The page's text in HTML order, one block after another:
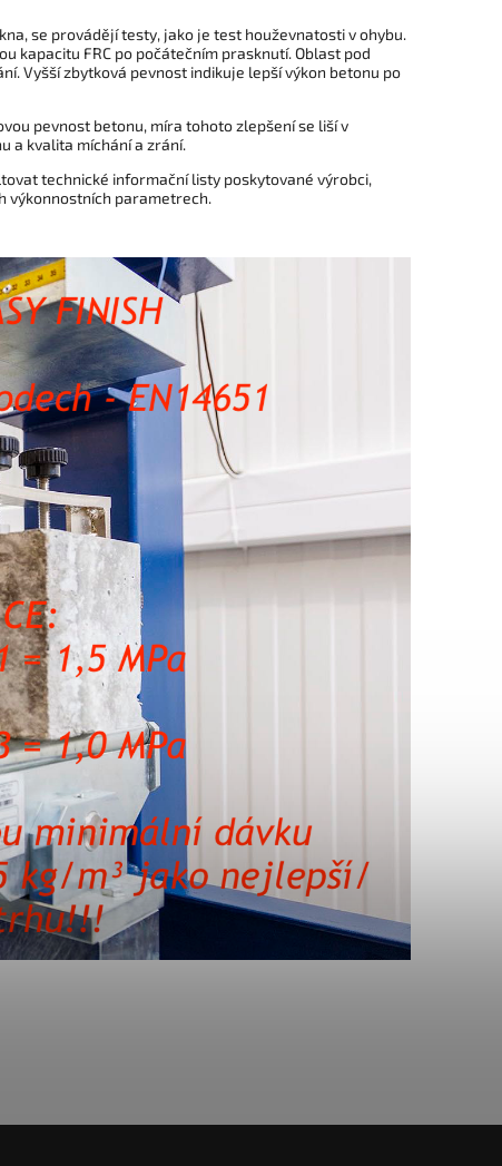
se provádějí testy, jako je test houževnatosti v ohybu.
kapacitu FRC po počátečním prasknutí. Oblast pod
Vyšší zbytková pevnost indikuje lepší výkon betonu po
pevnost betonu, míra tohoto zlepšení se liší v
a kvalita míchání a zrání.
technické informační listy poskytované výrobci,
výkonnostních parametrech.